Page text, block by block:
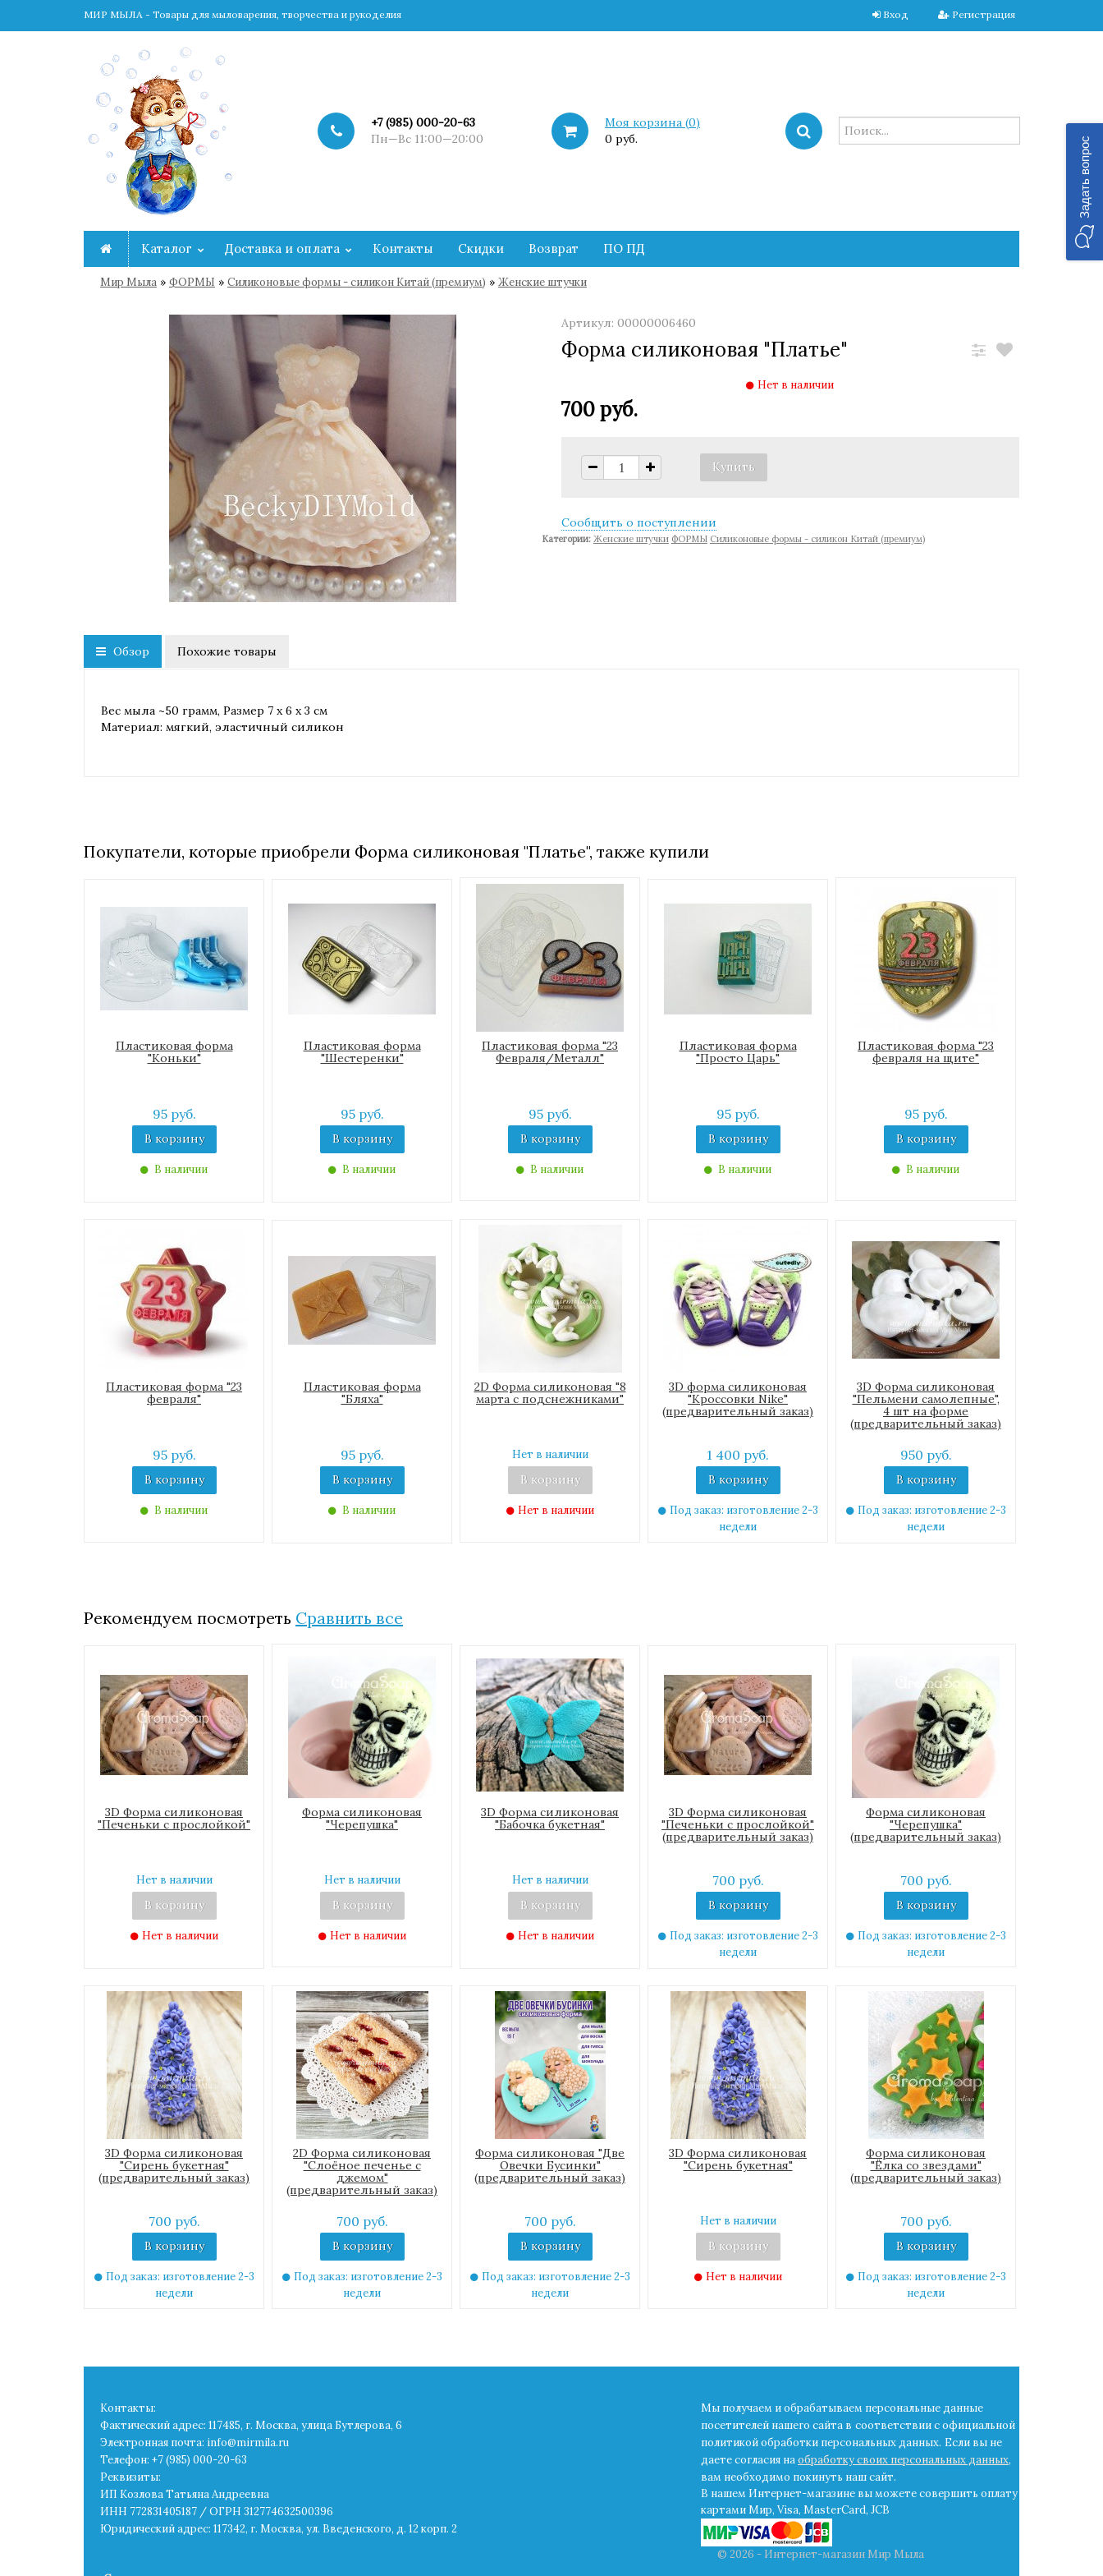
МИР МЫЛА - Товары для мыловарения, творчества и рукоделия Вход Регистрация
+7 (985) 000-20-63
Пн—Вс 11:00—20:00
Моя корзина (0)
0 руб.
Каталог Доставка и оплата Контакты Скидки Возврат ПО ПД
Мир Мыла » ФОРМЫ » Cиликоновые формы - силикон Китай (премиум) » Женские штучки
Артикул: 00000006460
Форма силиконовая "Платье"
Нет в наличии
700 руб.
Сообщить о поступлении
Категории: Женские штучки ФОРМЫ Cиликоновые формы - силикон Китай (премиум)
Обзор Похожие товары
Вес мыла ~50 грамм, Размер 7 х 6 х 3 см
Материал: мягкий, эластичный силикон
Покупатели, которые приобрели Форма силиконовая "Платье", также купили
Пластиковая форма
"Коньки"
95 руб.
В корзину
В наличии
Пластиковая форма
"Шестеренки"
95 руб.
В корзину
В наличии
Пластиковая форма "23
Февраля/Металл"
95 руб.
В корзину
В наличии
Пластиковая форма
"Просто Царь"
95 руб.
В корзину
В наличии
Пластиковая форма "23
февраля на щите"
95 руб.
В корзину
В наличии
Пластиковая форма "23
февраля"
95 руб.
В корзину
В наличии
Пластиковая форма
"Бляха"
95 руб.
В корзину
В наличии
2D Форма силиконовая "8
марта с подснежниками"
Нет в наличии
В корзину
Нет в наличии
3D форма силиконовая
"Кроссовки Nike"
(предварительный заказ)
1 400 руб.
В корзину
Под заказ: изготовление 2-3
недели
3D Форма силиконовая
"Пельмени самолепные",
4 шт на форме
(предварительный заказ)
950 руб.
В корзину
Под заказ: изготовление 2-3
недели
Рекомендуем посмотреть Сравнить все
3D Форма силиконовая
"Печеньки с прослойкой"
Нет в наличии
В корзину
Нет в наличии
Форма силиконовая
"Черепушка"
Нет в наличии
В корзину
Нет в наличии
3D Форма силиконовая
"Бабочка букетная"
Нет в наличии
В корзину
Нет в наличии
3D Форма силиконовая
"Печеньки с прослойкой"
(предварительный заказ)
700 руб.
В корзину
Под заказ: изготовление 2-3
недели
Форма силиконовая
"Черепушка"
(предварительный заказ)
700 руб.
В корзину
Под заказ: изготовление 2-3
недели
3D Форма силиконовая
"Сирень букетная"
(предварительный заказ)
700 руб.
В корзину
Под заказ: изготовление 2-3
недели
2D Форма силиконовая
"Слоёное печенье с
джемом"
(предварительный заказ)
700 руб.
В корзину
Под заказ: изготовление 2-3
недели
Форма силиконовая "Две
Овечки Бусинки"
(предварительный заказ)
700 руб.
В корзину
Под заказ: изготовление 2-3
недели
3D Форма силиконовая
"Сирень букетная"
Нет в наличии
В корзину
Нет в наличии
Форма силиконовая
"Ёлка со звездами"
(предварительный заказ)
700 руб.
В корзину
Под заказ: изготовление 2-3
недели
Контакты:
Фактический адрес: 117485, г. Москва, улица Бутлерова, 6
Электронная почта: info@mirmila.ru
Телефон: +7 (985) 000-20-63
Реквизиты:
ИП Козлова Татьяна Андреевна
ИНН 772831405187 / ОГРН 312774632500396
Юридический адрес: 117342, г. Москва, ул. Введенского, д. 12 корп. 2
Мы получаем и обрабатываем персональные данные
посетителей нашего сайта в соответствии с официальной
политикой обработки персональных данных. Если вы не
даете согласия наобработку своих персональных данных,
вам необходимо покинуть наш сайт.
В нашем Интернет-магазине вы можете совершить оплату
картами Мир, Visa, MasterCard, JCB
© 2026 - Интернет-магазин Мир Мыла
Задать вопрос